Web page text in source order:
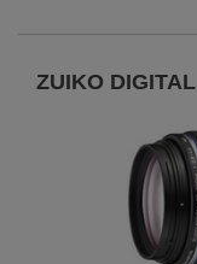
ZUIKO